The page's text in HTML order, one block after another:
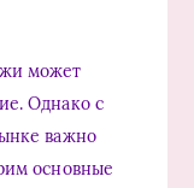
может
Однако с
важно
основные